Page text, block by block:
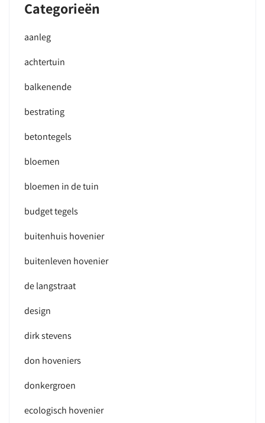
Categorieën
aanleg
achtertuin
balkenende
bestrating
betontegels
bloemen
bloemen in de tuin
budget tegels
buitenhuis hovenier
buitenleven hovenier
de langstraat
design
dirk stevens
don hoveniers
donkergroen
ecologisch hovenier